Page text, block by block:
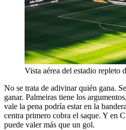
Vista aérea del estadio repleto
No se trata de adivinar quién gana.
ganar. Palmeiras tiene los
vale la pena podría estar en la
centra primero cobra el saque. Y en
puede valer más que un gol.